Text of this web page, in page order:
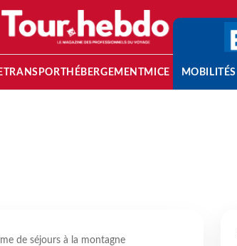
TRANSPORT HÉBERGEMENTMICE MOBILITÉS
de séjours à la montagne